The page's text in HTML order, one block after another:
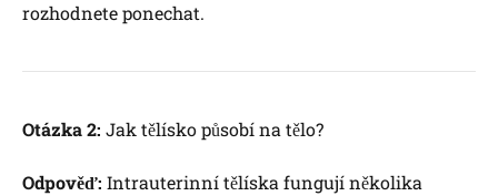
rozhodnete ponechat.
Otázka 2: Jak tělísko působí na tělo?
Odpověď: Intrauterinní tělíska fungují několika